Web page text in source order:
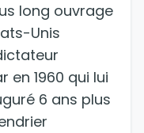
long ouvrage
Unis
en 1960 qui lui
6 ans plus